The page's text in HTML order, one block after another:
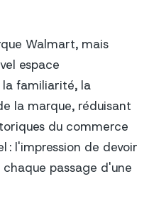
Walmart, mais
espace
familiarité, la
la marque, réduisant
du commerce
: l'impression de devoir
passage d'une